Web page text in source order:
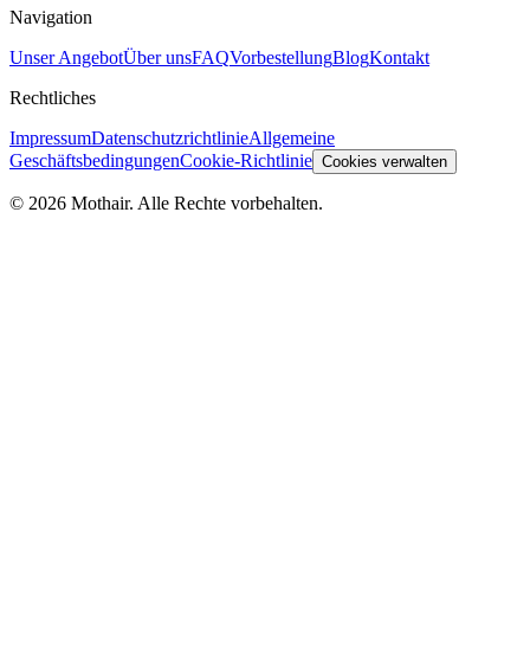
Navigation
Unser AngebotÜber unsFAQVorbestellungBlogKontakt
Rechtliches
ImpressumDatenschutzrichtlinieAllgemeine
GeschäftsbedingungenCookie-Richtlinie Cookies verwalten
© 2026 Mothair. Alle Rechte vorbehalten.